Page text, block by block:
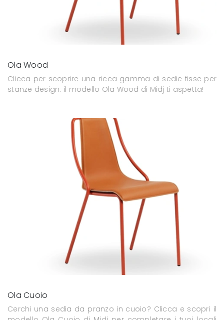
Ola Wood
Clicca per scoprire una ricca gamma di sedie fisse per
stanze design: il modello Ola Wood di Midj ti aspetta!
Ola Cuoio
Cerchi una sedia da pranzo in cuoio? Clicca e scopri il